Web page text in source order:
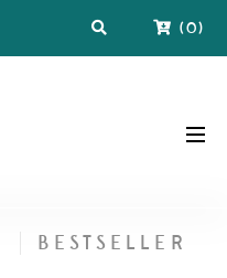
(0)
BESTSELLER